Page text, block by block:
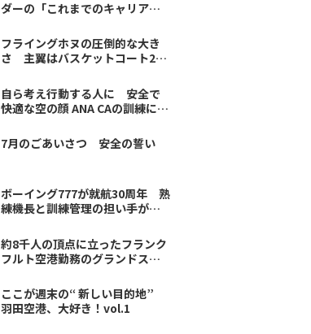
ダーの「これまでのキャリア」
フライングホヌの圧倒的な大き
さ 主翼はバスケットコート2面
自ら考え行動する人に 安全で
快適な空の顔 ANA CAの訓練に迫
7月のごあいさつ 安全の誓い
ボーイング777が就航30周年 熟
練機長と訓練管理の担い手が語
約8千人の頂点に立ったフランク
フルト空港勤務のグランドス
ここが週末の“ 新しい目的地”
羽田空港、大好き！vol.1